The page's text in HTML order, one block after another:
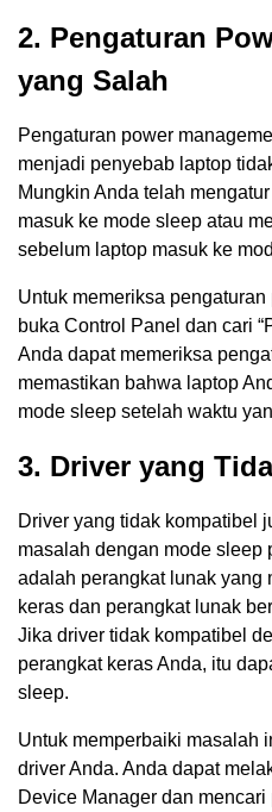
2. Pengaturan
yang Salah
Pengaturan power
menjadi penyebab laptop
Mungkin Anda telah
masuk ke mode sleep atau
sebelum laptop masuk ke
Untuk memeriksa
buka Control Panel dan cari
Anda dapat memeriksa
memastikan bahwa laptop
mode sleep setelah waktu
3. Driver yang
Driver yang tidak kompatibel
masalah dengan mode sleep
adalah perangkat lunak yang
keras dan perangkat lunak
Jika driver tidak kompatibel
perangkat keras Anda, itu
sleep.
Untuk memperbaiki masalah
driver Anda. Anda dapat
Device Manager dan